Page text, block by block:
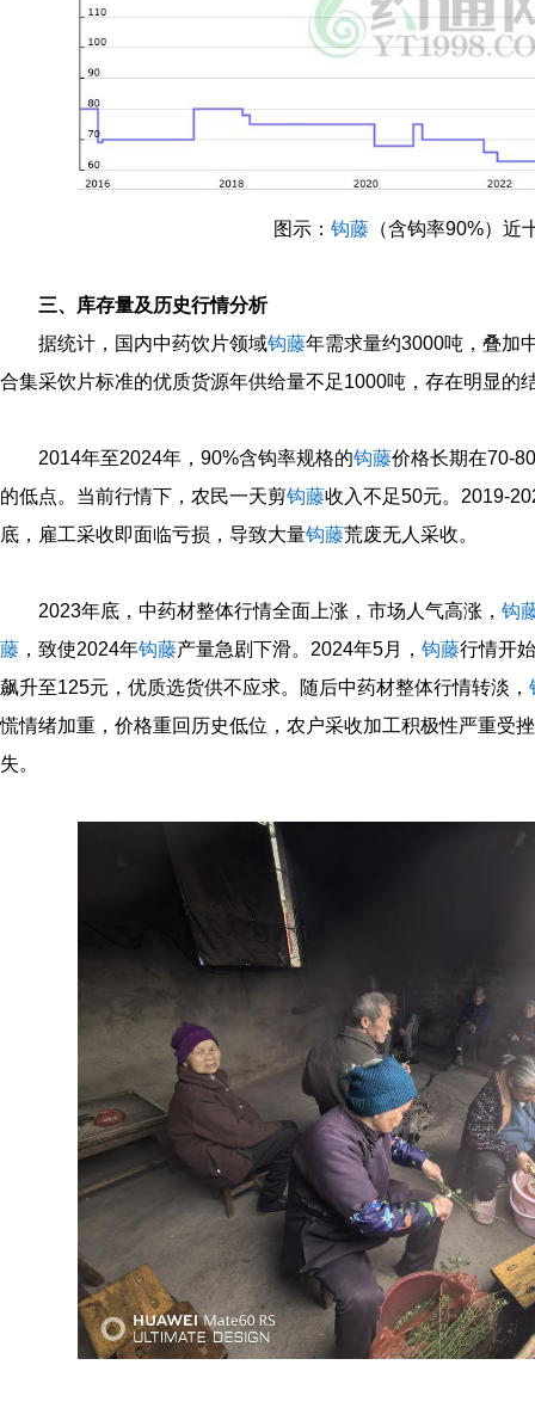
图示： 钩藤 （含钩率90%）近
三、库存量及历史行情分析
据统计，国内中药饮片领域钩藤年需求量约3000吨，叠加
合集采饮片标准的优质货源年供给量不足1000吨，存在明显的
2014年至2024年，90%含钩率规格的钩藤价格长期在70-
的低点。当前行情下，农民一天剪钩藤收入不足50元。2019-
底，雇工采收即面临亏损，导致大量钩藤荒废无人采收。
2023年底，中药材整体行情全面上涨，市场人气高涨， 钩
藤 ，致使2024年钩藤产量急剧下滑。2024年5月， 钩藤行情开
飙升至125元，优质选货供不应求。随后中药材整体行情转淡，
慌情绪加重，价格重回历史低位，农户采收加工积极性严重受
失。